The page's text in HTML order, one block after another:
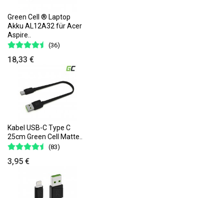
Green Cell ® Laptop
Akku AL12A32 für Acer
Aspire..
(36)
18,33 €
Kabel USB-C Type C
25cm Green Cell Matte..
(83)
3,95 €